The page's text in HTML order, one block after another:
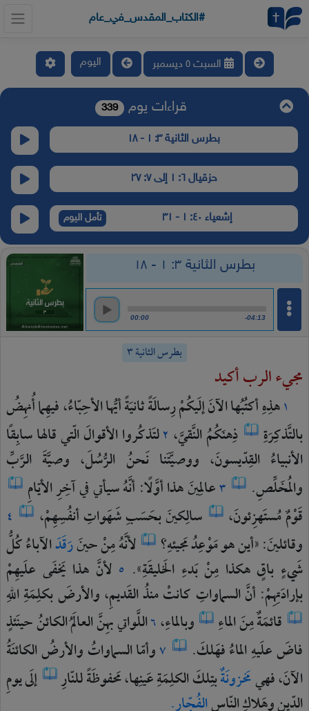
#الكتاب_المقدس_في_عام
السبت ٥ ديسمبر اليوم
قراءات يوم 339
بطرس الثانية ٣: ١ - ١٨
حزقيال ٦: ١ إلى ٧: ٢٧
إشعياء ٤٠: ١ - ٣١ تأمل اليوم
بطرس الثانية ٣: ١ - ١٨
00:00 -04:13
بطرس الثانية ٣
مجيء الرب أكيد
١هذِهِأكتُبُهاالآنَإلَيكُمْرِسالَةًثانيَةًأيُّهاالأحِبّاءُ،فيهِماأُنهِضُ
بالتَّذكِرَةِ
ذِهنَكُمُالنَّقيَّ، ٢لتَذكُرواالأقوالَالّتيقالهاسابِقًا
الأنبياءُالقِدّيسونَ، ووصيَّتَنانَحنُ الرُّسُلَ، وصيَّةَ الرَّبِّ
والمُخَلِّصِ.
٣عالِمينَهذاأوَّلًا:أنَّهُسيأتيفيآخِرِالأيّامِ
قَوْمٌمُستَهزِئونَ، سالِكينَبحَسَبِشَهَواتِأنفُسِهِمْ، ٤
وقائلينَ:«أينهومَوْعِدُمَجيئهِ؟ لأنَّهُمِنْحينَرَقَدَالآباءُكُلُّ
شَيءٍ باقٍهكذا مِنْبَدءِ الخَليقَةِ». ٥ لأنَّ هذايَخفَى علَيهِمْ
بإرادَتِهِمْ:أنَّالسماواتِكانتْمنذُالقَديمِ،والأرضَبكلِمَةِاللهِ
قائمَةٌمِنَالماءِ وبالماءِ،٦اللَّواتيبهِنَّالعالَمُالكائنُحينَئذٍ
فاضَعلَيهِالماءُفهَلكَ. ٧وأمّاالسماواتُوالأرضُالكائنَةُ
الآنَ،فهيمَخزونَةٌبتِلكَالكلِمَةِعَينِها،مَحفوظَةًللنّارِ إلَىيومِ